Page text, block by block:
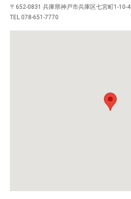
〒652-0831 兵庫県神戸市兵庫区七宮町1-10-4
TEL 078-651-7770